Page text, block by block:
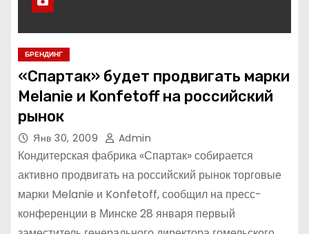
БРЕНДИНГ
«Спартак» будет продвигать марки
Melanie и Konfetoff на российский
рынок
Янв 30, 2009 Admin
Кондитерская фабрика «Спартак» собирается
активно продвигать на российский рынок торговые
марки Melanie и Konfetoff, сообщил на пресс-
конференции в Минске 28 января первый